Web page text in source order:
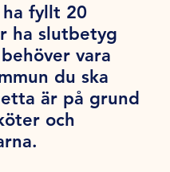
ha fyllt 20
ha slutbetyg
vara
du ska
är på grund
och